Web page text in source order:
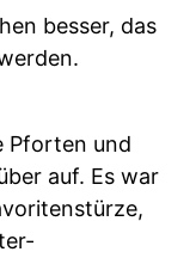
besser, das
Pforten und
auf. Es war